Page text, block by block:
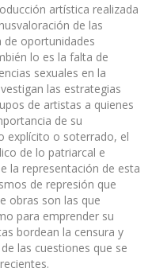
artística realizada
de las
de oportunidades
lo es la falta de
sexuales en la
las estrategias
de artistas a quienes
de su
explícito o soterrado, el
de lo patriarcal e
la representación de esta
de represión que
obras son las que
para emprender su
bordean la censura y
las cuestiones que se